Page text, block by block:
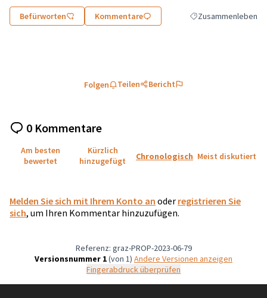
Befürworten Kommentare Ergebnisse nach
Zusammenleben
Folgen Teilen Bericht
0 Kommentare
Am besten
bewertet
Kürzlich
hinzugefügt
Chronologisch Meist diskutiert
Melden Sie sich mit Ihrem Konto an oder registrieren Sie
sich, um Ihren Kommentar hinzuzufügen.
Referenz: graz-PROP-2023-06-79
Versionsnummer 1(von 1)
Andere Versionen anzeigen
Fingerabdruck überprüfen